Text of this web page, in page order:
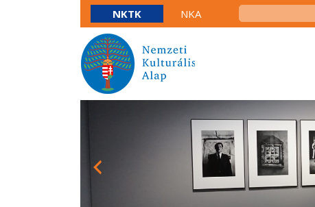
NKTK NKA